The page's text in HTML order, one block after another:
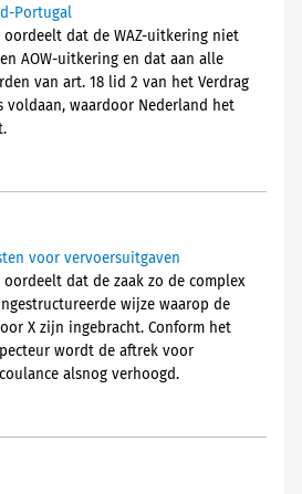
Portugal
oordeelt dat de WAZ-uitkering niet
AOW-uitkering en dat aan alle
van art. 18 lid 2 van het Verdrag
voldaan, waardoor Nederland het
voor vervoersuitgaven
oordeelt dat de zaak zo de complex
wijze waarop de
X zijn ingebracht. Conform het
wordt de aftrek voor
alsnog verhoogd.